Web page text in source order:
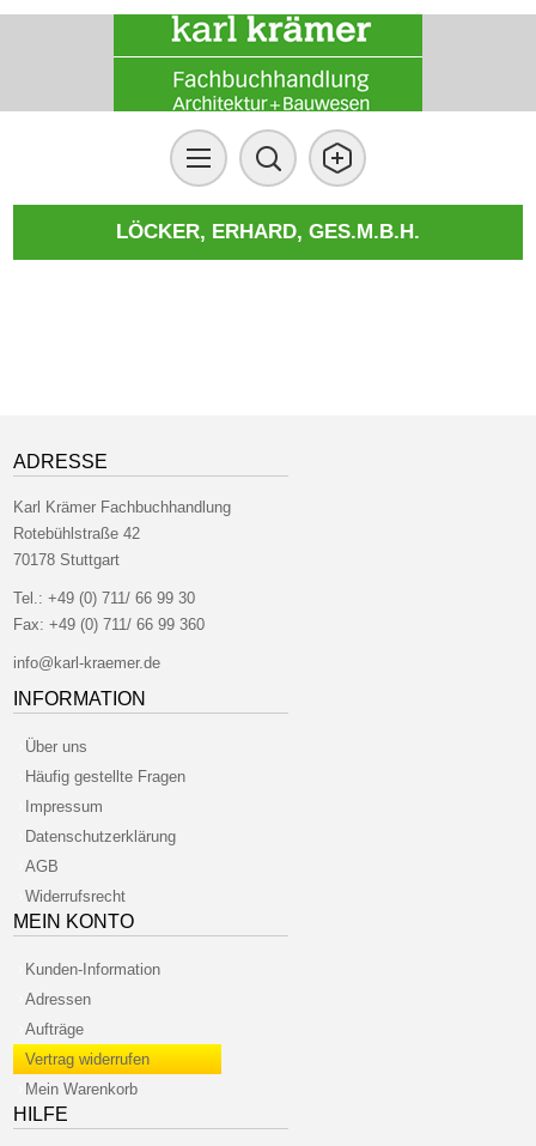
LÖCKER, ERHARD, GES.M.B.H.
ADRESSE
Karl Krämer Fachbuchhandlung
Rotebühlstraße 42
70178 Stuttgart
Tel.:+49 (0) 711/ 66 99 30
Fax: +49 (0) 711/ 66 99 360
info@karl-kraemer.de
INFORMATION
Über uns
Häufig gestellte Fragen
Impressum
Datenschutzerklärung
AGB
Widerrufsrecht
MEIN KONTO
Kunden-Information
Adressen
Aufträge
Vertrag widerrufen
Mein Warenkorb
HILFE